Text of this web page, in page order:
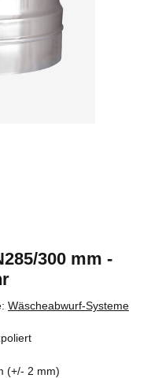
300 mm -
Wäscheabwurf-Systeme
(+/- 2 mm)